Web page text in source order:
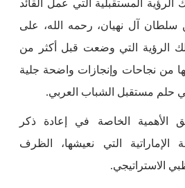
الرؤية المستقبلية التي عمل القائد
سلطان آل نهيان، رحمه الله، على
الرؤية التي وضعت قبل أكثر من
من نجاحات وإنجازات واضحة جلية
حلم مستقبل الشباب العربي.
الأهمية الخاصة في إعادة ذكر
الإماراتية التي نعيشها، الظرف
الاستراتيجي.